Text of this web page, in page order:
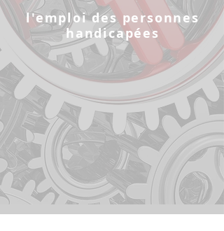
l'emploi des personnes
handicapées